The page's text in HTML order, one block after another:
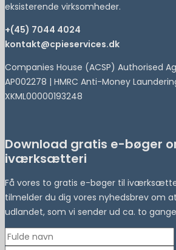
eksisterende virksomheder.
+(45) 7044 4024
kontakt@cpieservices.dk
Companies House (ACSP) Authorised
AP002278 | HMRC Anti-Money
XKML00000193248
Download gratis e-bøger
iværksætteri
Få vores to gratis e-bøger til
tilmelder du dig vores nyhedsbrev om
udlandet, som vi sender ud ca. to